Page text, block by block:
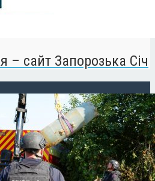
– сайт Запорозька Січ